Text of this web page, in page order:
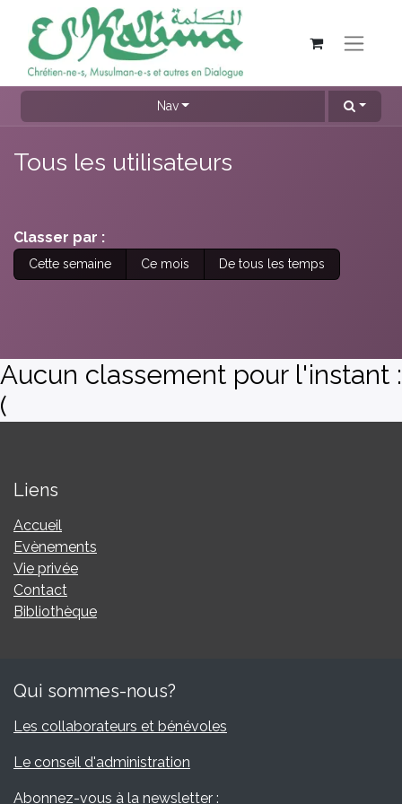
Nav
Tous les utilisateurs
Classer par :
Cette semaine Ce mois De tous les temps
Aucun classement pour l'instant :
(
Liens
Accueil​
Evènements
Vie privée
Contact
Bibliothèque
Qui sommes-nous?
Les collaborateurs et bénévoles
Le conseil d'administration​​
Abonnez-vous à la newsletter :